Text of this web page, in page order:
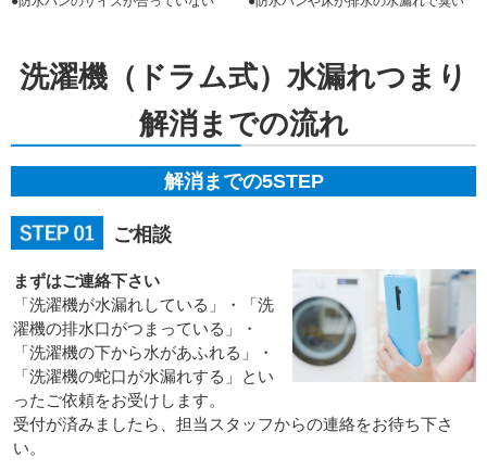
洗濯機（ドラム式）水漏れつまり
解消までの流れ
解消までの5STEP
ご相談
まずはご連絡下さい
「洗濯機が水漏れしている」・「洗
濯機の排水口がつまっている」・
「洗濯機の下から水があふれる」・
「洗濯機の蛇口が水漏れする」とい
ったご依頼をお受けします。
受付が済みましたら、担当スタッフからの連絡をお待ち下さ
い。